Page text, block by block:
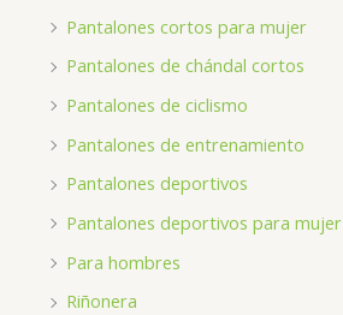
Pantalones cortos para mujer
Pantalones de chándal cortos
Pantalones de ciclismo
Pantalones de entrenamiento
Pantalones deportivos
Pantalones deportivos para mujer
Para hombres
Riñonera